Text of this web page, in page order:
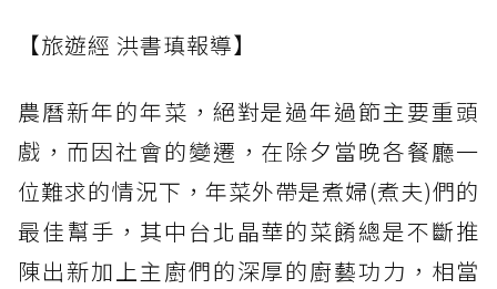
【旅遊經 洪書瑱報導】
農曆新年的年菜，絕對是過年過節主要重頭
戲，而因社會的變遷，在除夕當晚各餐廳一
位難求的情況下，年菜外帶是煮婦(煮夫)們的
最佳幫手，其中台北晶華的菜餚總是不斷推
陳出新加上主廚們的深厚的廚藝功力，相當